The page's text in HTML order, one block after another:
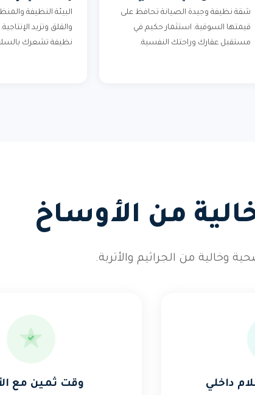
شقة نظيفة وجيدة الصيانة تحافظ على
قيمتها السوقية. استثمار حكيم في
مستقبل عقارك وراحتك النفسية.
البيئة النظيفة
والقلق وتزيد
نظيفة تشعرك
من الأوساخ
من الجراثيم والأتربة.
داخلي وقت ثمين مع